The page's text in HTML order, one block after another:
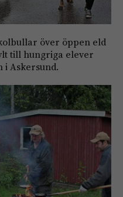
över öppen eld
till hungriga elever
i Askersund.